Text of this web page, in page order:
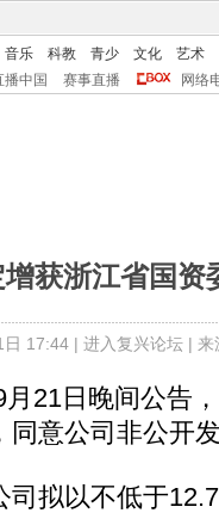
音乐 科教 青少 文化
艺术
播中国 赛事直播 网络
获浙江省国资
日 17:44 | 进入复兴论坛| 来
日晚间公告，
意公司非公开
拟以不低于